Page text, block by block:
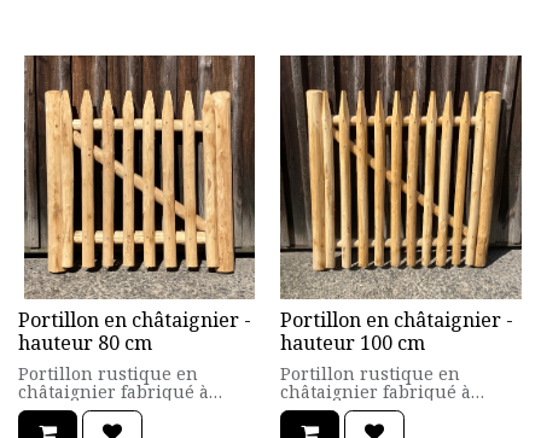
Portillon en châtaignier -
hauteur 80 cm
Portillon rustique en
châtaignier fabriqué à
partir de bois rond, écorcé,
chanfreiné.
Portillon en châtaignier -
hauteur 100 cm
Portillon rustique en
châtaignier fabriqué à
partir de bois rond, écorcé,
chanfreiné.